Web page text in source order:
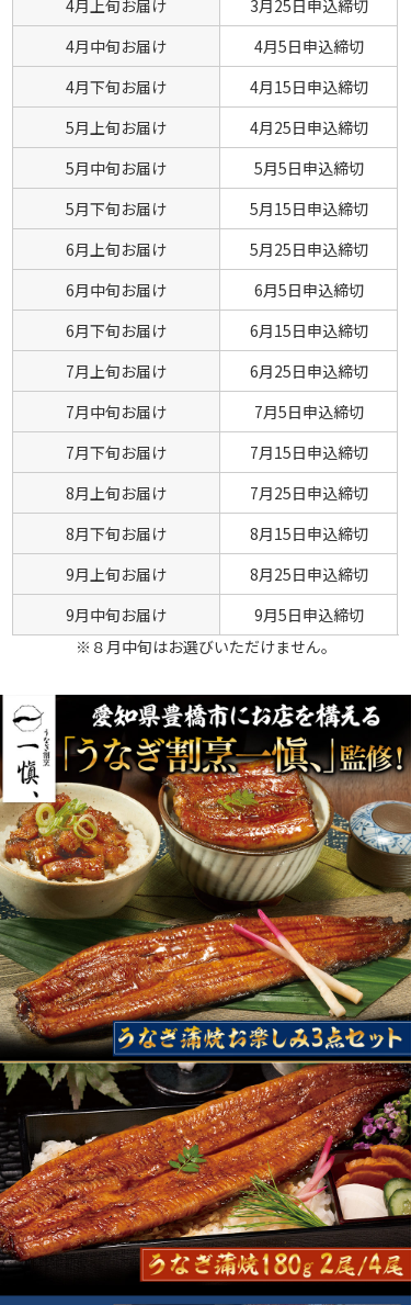
4月上旬お届け
3月25日申込締切
4月中旬お届け
4月5日申込締切
4月下旬お届け
4月15日申込締切
5月上旬お届け
4月25日申込締切
5月中旬お届け
5月5日申込締切
5月下旬お届け
5月15日申込締切
6月上旬お届け
5月25日申込締切
6月中旬お届け
6月5日申込締切
6月下旬お届け
6月15日申込締切
7月上旬お届け
6月25日申込締切
7月中旬お届け
7月5日申込締切
7月下旬お届け
7月15日申込締切
8月上旬お届け
7月25日申込締切
8月下旬お届け
8月15日申込締切
9月上旬お届け
8月25日申込締切
9月中旬お届け
9月5日申込締切
※８月中旬はお選びいただけません。